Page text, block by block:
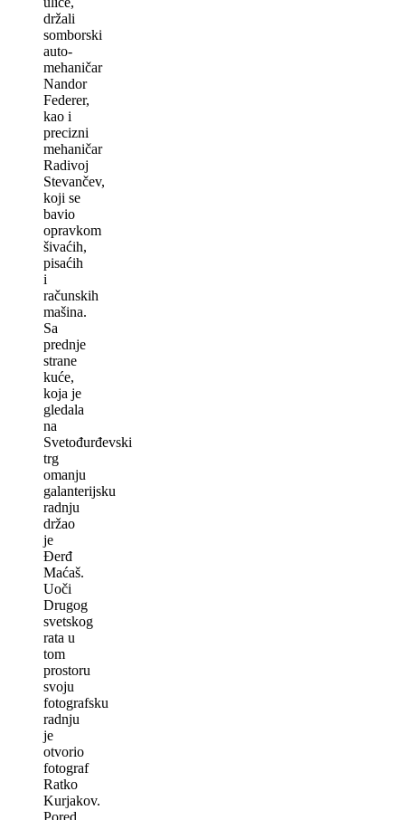
držali
somborski
auto-
mehaničar
Nandor
Federer,
kao i
precizni
mehaničar
Radivoj
Stevančev,
koji se
bavio
opravkom
šivaćih,
pisaćih
i
računskih
mašina.
Sa
prednje
strane
kuće,
koja je
gledala
na
Svetođurđevski
trg
omanju
galanterijsku
radnju
držao
je
Đerđ
Maćaš.
Uoči
Drugog
svetskog
rata u
tom
prostoru
svoju
fotografsku
radnju
je
otvorio
fotograf
Ratko
Kurjakov.
Pored